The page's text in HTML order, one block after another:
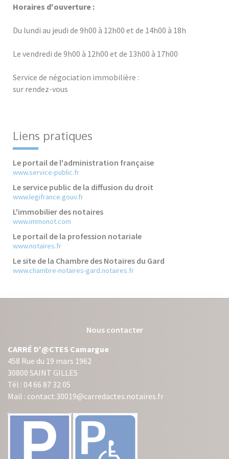
Horaires d'ouverture :
Du lundi au jeudi de 9h00 à 12h00 et de 14h00 à 18h
Le vendredi de 9h00 à 12h00 et de 13h00 à 17h00
Service de négociation immobilière :
sur rendez-vous
Liens pratiques
Le portail de l'administration française
www.service-public.fr
Le service public de la diffusion du droit
www.legifrance.gouv.fr
L'immobilier des notaires
www.immonot.com
Le portail de la profession notariale
www.notaires.fr
Le site de la Chambre des Notaires du Gard
www.chambre-notaires-gard.notaires.fr
Nous contacter
CARRÉ D'@CTES Camargue
458 Rue du 19 mars 1962
30800 SAINT GILLES
Tél : 04 66 87 32 05
Mail : contact.30019@carredactes.notaires.fr